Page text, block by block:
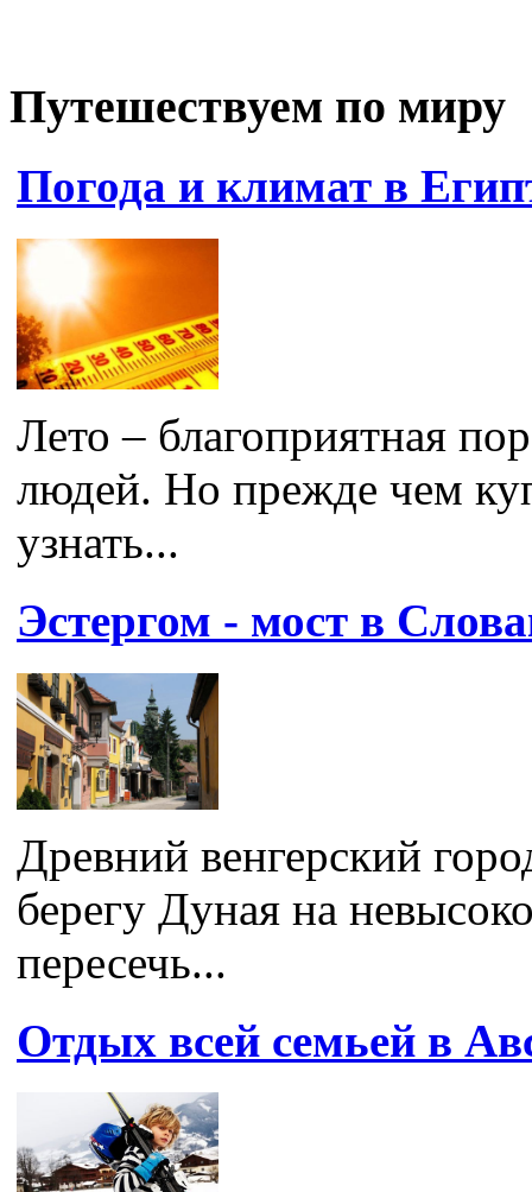
Путешествуем по миру
Погода и климат в
Лето – благоприятная
людей. Но прежде чем
узнать...
Эстергом - мост в
Древний венгерский
берегу Дуная на
пересечь...
Отдых всей семьей в